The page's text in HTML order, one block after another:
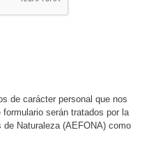
de carácter personal que nos
serán tratados por la
Naturaleza (AEFONA) como